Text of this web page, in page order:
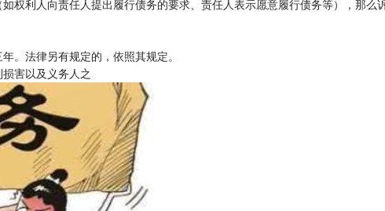
权利人向责任人提出履行债务的要求、责任人表示愿意履行债务等），那么
。法律另有规定的，依照其规定。
害以及义务人之